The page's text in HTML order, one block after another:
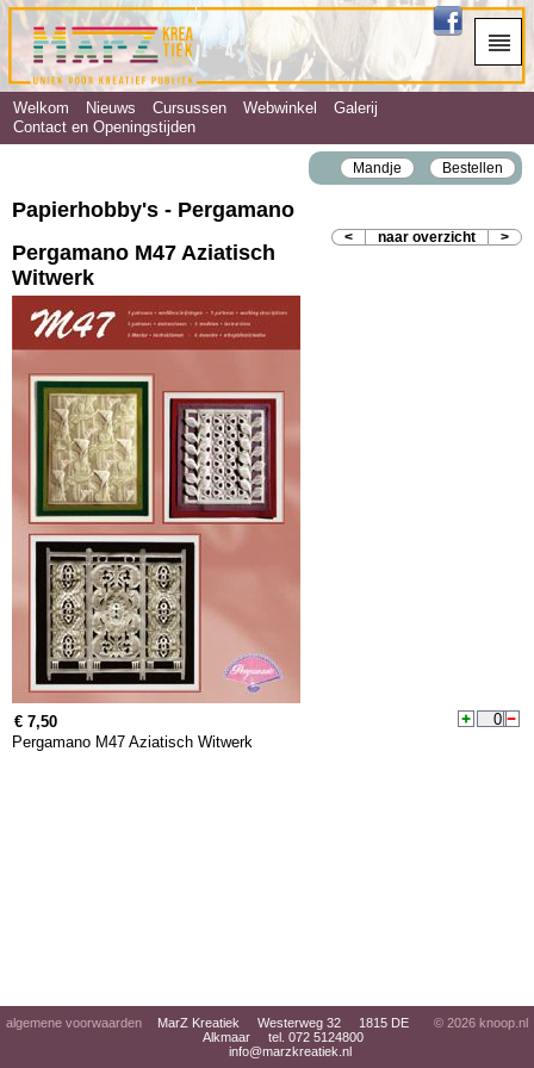
Welkom Nieuws Cursussen Webwinkel
Galerij
Contact en Openingstijden
Mandje Bestellen
Papierhobby's - Pergamano
< naar overzicht >
Pergamano M47 Aziatisch
Witwerk
€ 7,50
Pergamano M47 Aziatisch Witwerk
algemene voorwaarden
MarZ Kreatiek Westerweg 32 1815 DE
Alkmaar tel. 072 5124800
info@marzkreatiek.nl
© 2026 knoop.nl